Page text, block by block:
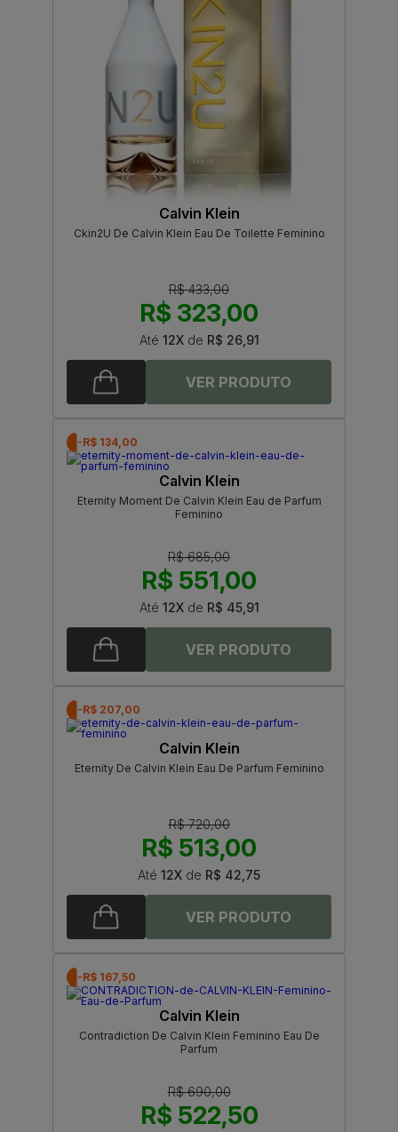
Calvin Klein
Ckin2U De Calvin Klein Eau De Toilette Feminino
R$ 433,00
R$ 323,00
Até 12Xde R$ 26,91
-R$ 134,00
Calvin Klein
Eternity Moment De Calvin Klein Eau de Parfum
Feminino
R$ 685,00
R$ 551,00
Até 12Xde R$ 45,91
-R$ 207,00
Calvin Klein
Eternity De Calvin Klein Eau De Parfum Feminino
R$ 720,00
R$ 513,00
Até 12X de R$ 42,75
-R$ 167,50
Calvin Klein
Contradiction De Calvin Klein Feminino Eau De
Parfum
R$ 690,00
R$ 522,50